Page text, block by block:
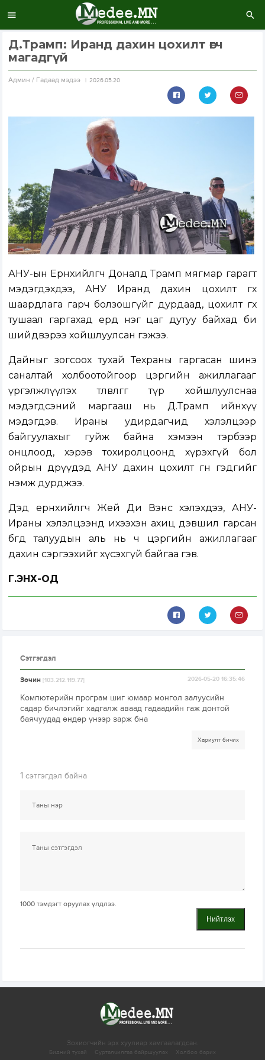
Д.Трамп: Иранд дахин цохилт өгч
магадгүй
Aдмин / Гадаад мэдээ 2026.05.20
АНУ-ын Ерөнхийлөгч Доналд Трамп мягмар гарагт
мэдэгдэхдээ, АНУ Иранд дахин цохилт өгөх
шаардлага гарч болзошгүйг дурдаад, цохилт өгөх
тушаал гаргахад ердөө нэг цаг дутуу байхад би
шийдвэрээ хойшлуулсан гэжээ.
Дайныг зогсоох тухай Техраны гаргасан шинэ
саналтай холбоотойгоор цэргийн ажиллагааг
үргэлжлүүлэх төлөвлөгөөгөө түр хойшлуулснаа
мэдэгдсэний маргааш нь Д.Трамп ийнхүү
мэдэгдэв. Ираны удирдагчид хэлэлцээр
байгуулахыг гуйж байна хэмээн тэрбээр
онцлоод, хэрэв тохиролцоонд хүрэхгүй бол
ойрын өдрүүдэд АНУ дахин цохилт өгнө гэдгийг
нэмж дурджээ.
Дэд ерөнхийлөгч Жей Ди Вэнс хэлэхдээ, АНУ-
Ираны хэлэлцээнд ихээхэн ахиц дэвшил гарсан
бөгөөд талуудын аль нь ч цэргийн ажиллагааг
дахин сэргээхийг хүсэхгүй байгаа гэв.
Г.ЭНХ-ОД
Сэтгэгдэл
Зочин[103.212.119.77] 2026-05-20 16:35:46
Компютерийн програм шиг юмаар монгол залуусийн
садар бичлэгийг хадгалж аваад гадаадийн гаж донтой
баячуудад өндөр үнээр зарж бна
Хариулт бичих
1 сэтгэгдэл байна
1000 тэмдэгт оруулах үлдлээ.
Нийтлэх
Зохиогчийн эрх хуулиар хамгаалагдсан.
Бидний тухай Сурталчилгаа байршуулах Холбоо барих